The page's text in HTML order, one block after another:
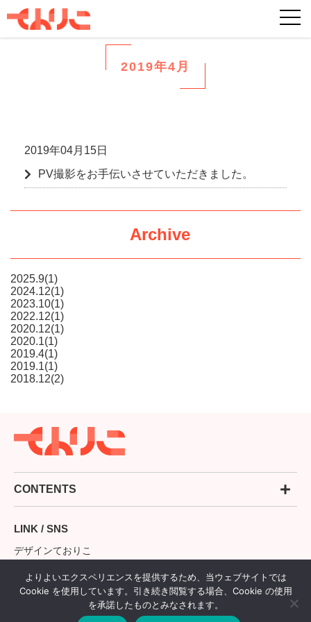
2019年4月
2019年04月15日
PV撮影をお手伝いさせていただきました。
Archive
2025.9(1)
2024.12(1)
2023.10(1)
2022.12(1)
2020.12(1)
2020.1(1)
2019.4(1)
2019.1(1)
2018.12(2)
CONTENTS
LINK / SNS
デザインておりこ
blog del teorico
Facebook
よりよいエクスペリエンスを提供するため、当ウェブサイトでは
Cookie を使用しています。引き続き閲覧する場合、Cookie の使用
を承諾したものとみなされます。